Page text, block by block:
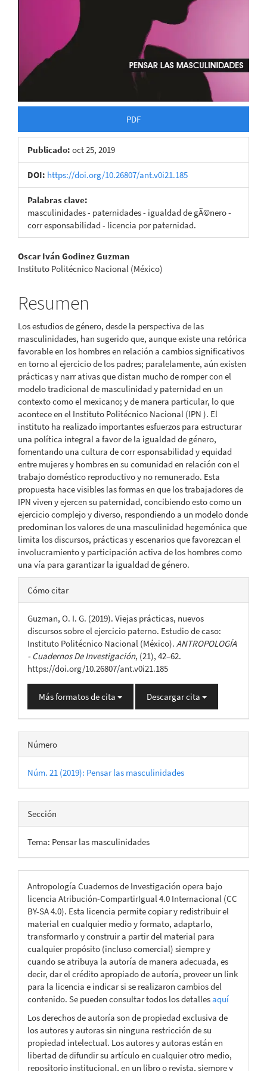
PDF
Publicado: oct 25, 2019
DOI: https://doi.org/10.26807/ant.v0i21.185
Palabras clave:
masculinidades - paternidades - igualdad de gÃ©nero -
corr esponsabilidad - licencia por paternidad.
Contenido
principal
del
artículo
Oscar Iván Godinez Guzman
Instituto Politécnico Nacional (México)
Resumen
Los estudios de género, desde la perspectiva de las
masculinidades, han sugerido que, aunque existe una retórica
favorable en los hombres en relación a cambios significativos
en torno al ejercicio de los padres; paralelamente, aún existen
prácticas y narr ativas que distan mucho de romper con el
modelo tradicional de masculinidad y paternidad en un
contexto como el mexicano; y de manera particular, lo que
acontece en el Instituto Politécnico Nacional (IPN ). El
instituto ha realizado importantes esfuerzos para estructurar
una política integral a favor de la igualdad de género,
fomentando una cultura de corr esponsabilidad y equidad
entre mujeres y hombres en su comunidad en relación con el
trabajo doméstico reproductivo y no remunerado. Esta
propuesta hace visibles las formas en que los trabajadores de
IPN viven y ejercen su paternidad, concibiendo esto como un
ejercicio complejo y diverso, respondiendo a un modelo donde
predominan los valores de una masculinidad hegemónica que
limita los discursos, prácticas y escenarios que favorezcan el
involucramiento y participación activa de los hombres como
una vía para garantizar la igualdad de género.
Detalles
del
artículo
Cómo citar
Guzman, O. I. G. (2019). Viejas prácticas, nuevos
discursos sobre el ejercicio paterno. Estudio de caso:
Instituto Politécnico Nacional (México). ANTROPOLOGÍA
- Cuadernos De Investigación, (21), 42–62.
https://doi.org/10.26807/ant.v0i21.185
Más formatos de cita Descargar cita
Número
Núm. 21 (2019): Pensar las masculinidades
Sección
Tema: Pensar las masculinidades
Antropología Cuadernos de Investigación opera bajo
licencia Atribución-CompartirIgual 4.0 Internacional (CC
BY-SA 4.0). Esta licencia permite copiar y redistribuir el
material en cualquier medio y formato, adaptarlo,
transformarlo y construir a partir del material para
cualquier propósito (incluso comercial) siempre y
cuando se atribuya la autoría de manera adecuada, es
decir, dar el crédito apropiado de autoría, proveer un link
para la licencia e indicar si se realizaron cambios del
contenido. Se pueden consultar todos los detallesaquí
Los derechos de autoría son de propiedad exclusiva de
los autores y autoras sin ninguna restricción de su
propiedad intelectual. Los autores y autoras están en
libertad de difundir su artículo en cualquier otro medio,
repositorio institucional, en un libro o revista, siempre y